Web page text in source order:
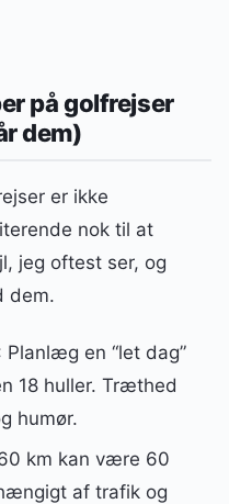
på golfrejser
dem)
er ikke
nok til at
jeg oftest ser, og
dem.
Planlæg en “let dag”
18 huller. Træthed
humør.
km kan være 60
af trafik og